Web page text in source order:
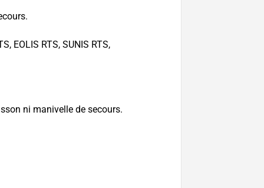
EOLIS RTS, SUNIS RTS,
ni manivelle de secours.